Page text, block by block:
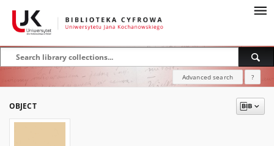
Advanced search ?
OBJECT